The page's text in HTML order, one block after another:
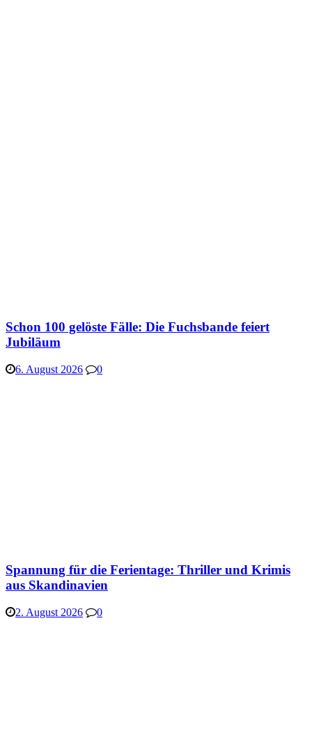
Schon 100 gelöste Fälle: Die Fuchsbande feiert
Jubiläum
6. August 2026 0
Spannung für die Ferientage: Thriller und Krimis
aus Skandinavien
2. August 2026 0